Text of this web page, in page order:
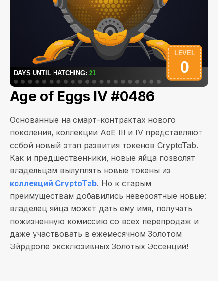
Age of Eggs IV #0486
Основанные на смарт-контрактах нового
поколения, коллекции AoE III и IV представляют
собой новый этап развития токенов CryptoTab.
Как и предшественники, новые яйца позволят
владельцам вылуплять новые токены из
коллекций CryptoTab. Но к старым
преимуществам добавились невероятные новые:
владелец яйца может дать ему имя, получать
пожизненную комиссию со всех перепродаж и
даже участвовать в ежемесячном Золотом
Эйрдропе эксклюзивных Золотых Эссенций!